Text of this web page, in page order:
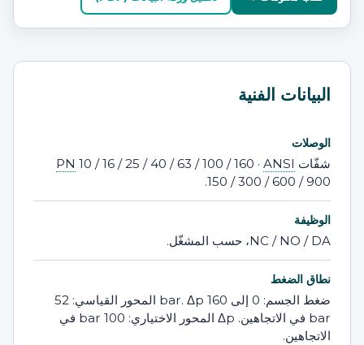
البيانات الفنية
الوصلات
شفّات PN 10 / 16 / 25 / 40 / 63 / 100 / 160 · ANSI
150 / 300 / 600 / 900.
الوظيفة
NC / NO / DA، حسب المشغّل.
نطاق الضغط
ضغط الجسم: 0 إلى 160 bar. Δp المحور القياسي: 52
bar في الاتجاهين. Δp المحور الاختياري: 100 bar في
الاتجاهين.